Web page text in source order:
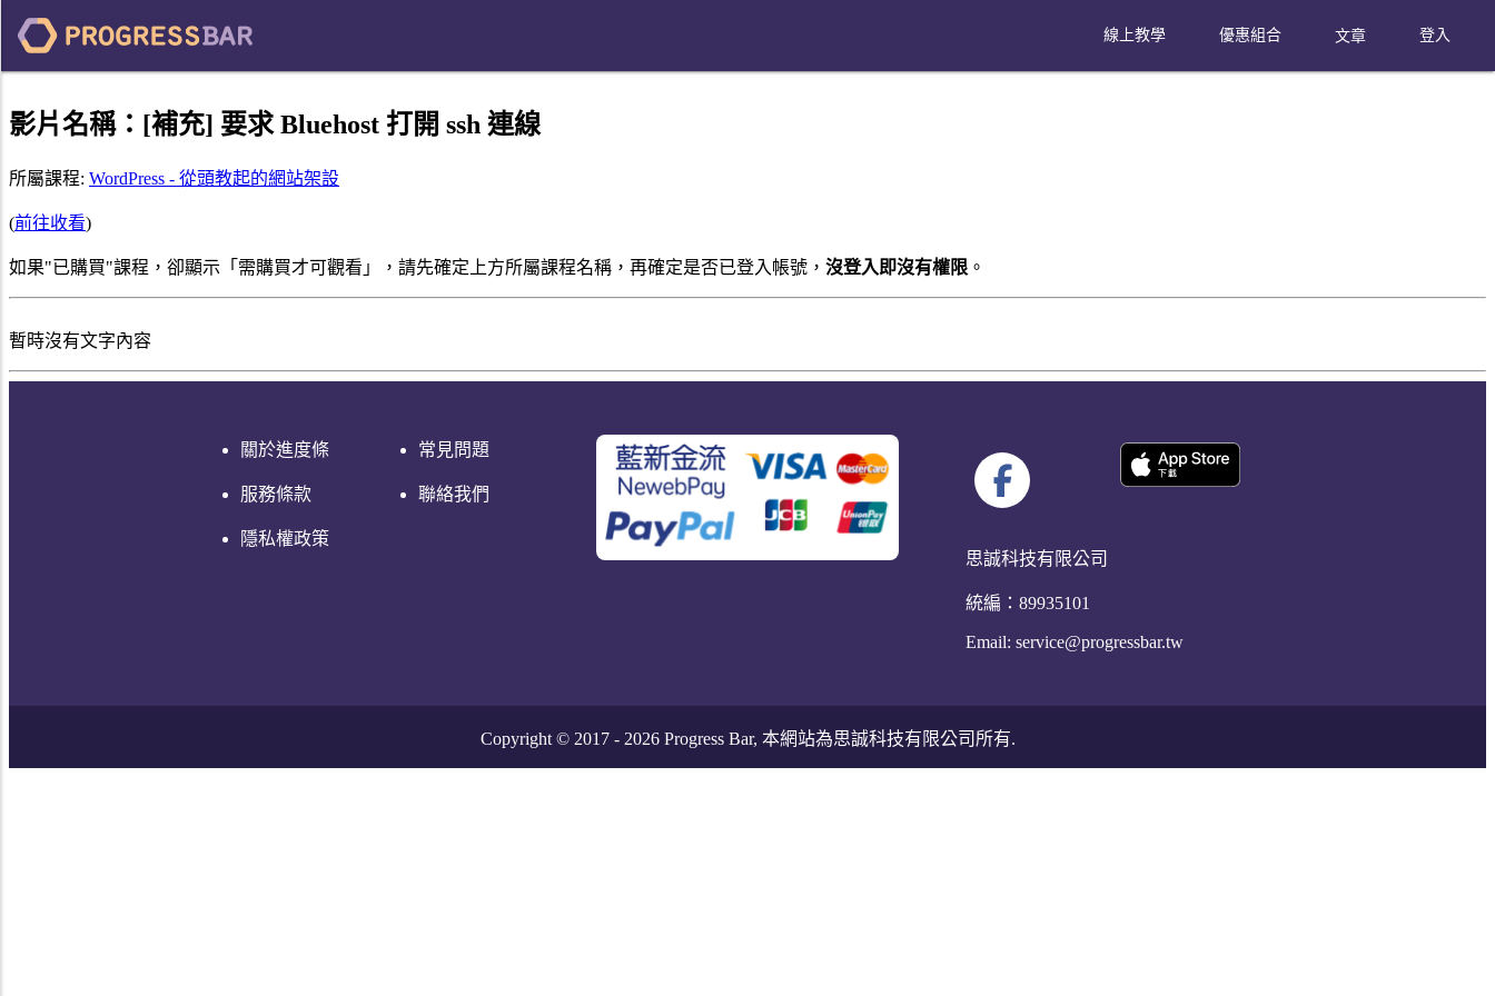
線上教學 優惠組合 文章 登入
影片名稱： [補充] 要求 Bluehost 打開 ssh 連線
所屬課程: WordPress - 從頭教起的網站架設
(前往收看)
如果"已購買"課程，卻顯示「需購買才可觀看」，請先確定上方所屬課程名稱，再確定是否已登入帳號， 沒登入即沒有權限 。
暫時沒有文字內容
關於進度條
服務條款
隱私權政策
常見問題
聯絡我們
思誠科技有限公司
統編：89935101
Email: service@progressbar.tw
Copyright © 2017 - 2026Progress Bar, 本網站為思誠科技有限公司所有.